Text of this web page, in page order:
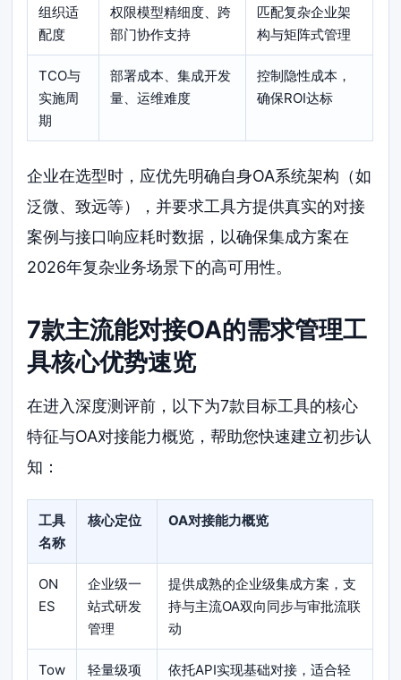
组织适
配度
权限模型精细度、跨
部门协作支持
匹配复杂企业架
构与矩阵式管理
TCO与
实施周
期
部署成本、集成开发
量、运维难度
控制隐性成本，
确保ROI达标
企业在选型时，应优先明确自身OA系统架构（如
泛微、致远等），并要求工具方提供真实的对接
案例与接口响应耗时数据，以确保集成方案在
2026年复杂业务场景下的高可用性。
7款主流能对接OA的需求管理工
具核心优势速览
在进入深度测评前，以下为7款目标工具的核心
特征与OA对接能力概览，帮助您快速建立初步认
知：
工具
名称
核心定位 OA对接能力概览
ON
ES
企业级一
站式研发
管理
提供成熟的企业级集成方案，支
持与主流OA双向同步与审批流联
动
Tow
轻量级项
依托API实现基础对接，适合轻